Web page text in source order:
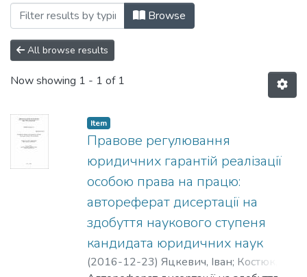
Browsing 12.00.05 - трудове право;
Browse
All browse results
Now showing 1 - 1 of 1
Item
Правове регулювання
юридичних гарантій реалізації
особою права на працю:
автореферат дисертації на
здобуття наукового ступеня
кандидата юридичних наук
(2016-12-23) Яцкевич, Іван; Костюк,